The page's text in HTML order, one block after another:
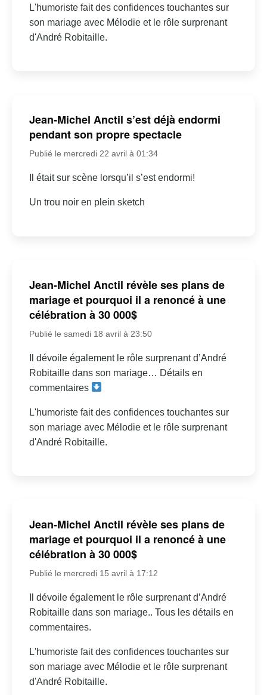
L'humoriste fait des confidences touchantes sur
son mariage avec Mélodie et le rôle surprenant
d'André Robitaille.
Jean-Michel Anctil s’est déjà endormi
pendant son propre spectacle
Publié le mercredi 22 avril à 01:34
Il était sur scène lorsqu’il s’est endormi!
Un trou noir en plein sketch
Jean-Michel Anctil révèle ses plans de
mariage et pourquoi il a renoncé à une
célébration à 30 000$
Publié le samedi 18 avril à 23:50
Il dévoile également le rôle surprenant d’André
Robitaille dans son mariage… Détails en
commentaires
L'humoriste fait des confidences touchantes sur
son mariage avec Mélodie et le rôle surprenant
d'André Robitaille.
Jean-Michel Anctil révèle ses plans de
mariage et pourquoi il a renoncé à une
célébration à 30 000$
Publié le mercredi 15 avril à 17:12
Il dévoile également le rôle surprenant d’André
Robitaille dans son mariage.. Tous les détails en
commentaires.
L'humoriste fait des confidences touchantes sur
son mariage avec Mélodie et le rôle surprenant
d'André Robitaille.